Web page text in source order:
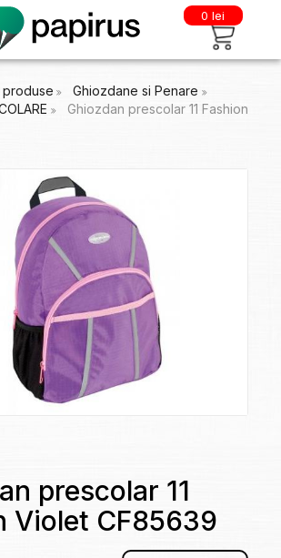
0 lei
produse
Ghiozdane si Penare
Ghiozdan prescolar 11 Fashion
prescolar 11
Violet CF85639